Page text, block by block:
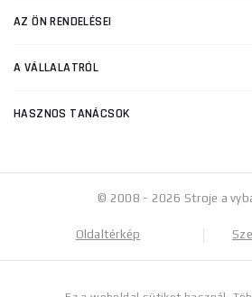
AZ ÖN RENDELÉSEI
A VÁLLALATRÓL
HASZNOS TANÁCSOK
© 2008 - 2026 Stroje a
Oldaltérkép